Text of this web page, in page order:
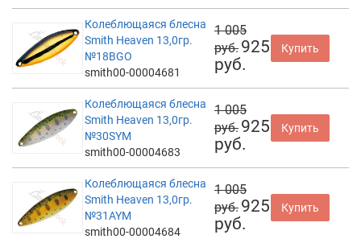
Колеблющаяся блесна
Smith Heaven 13,0гр.
№18BGO
smith00-00004681
1 005
руб. 925
руб.
Купить
Колеблющаяся блесна
Smith Heaven 13,0гр.
№30SYM
smith00-00004683
1 005
руб. 925
руб.
Купить
Колеблющаяся блесна
Smith Heaven 13,0гр.
№31AYM
smith00-00004684
1 005
руб. 925
руб.
Купить